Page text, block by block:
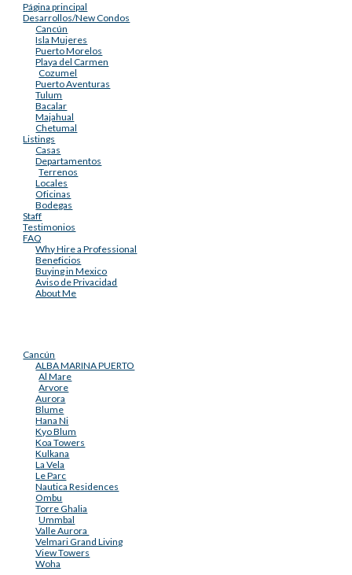
Página principal
Desarrollos/New Condos
Cancún
Isla Mujeres
Puerto Morelos
Playa del Carmen
Cozumel
Puerto Aventuras
Tulum
Bacalar
Majahual
Chetumal
Listings
Casas
Departamentos
Terrenos
Locales
Oficinas
Bodegas
Staff
Testimonios
FAQ
Why Hire a Professional
Beneficios
Buying in Mexico
Aviso de Privacidad
About Me
Cancún
ALBA MARINA PUERTO
Al Mare
Arvore
Aurora
Blume
Hana Ni
Kyo Blum
Koa Towers
Kulkana
La Vela
Le Parc
Nautica Residences
Ombu
Torre Ghalia
Ummbal
Valle Aurora
Velmari Grand Living
View Towers
Woha